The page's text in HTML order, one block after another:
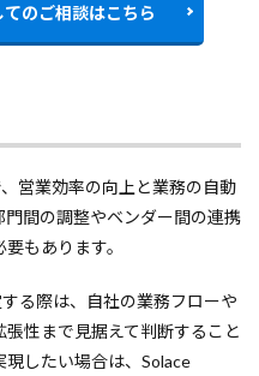
のご相談はこちら
営業効率の向上と業務の自動
間の調整やベンダー間の連携
もあります。
る際は、自社の業務フローや
性まで見据えて判断すること
現したい場合は、Solace